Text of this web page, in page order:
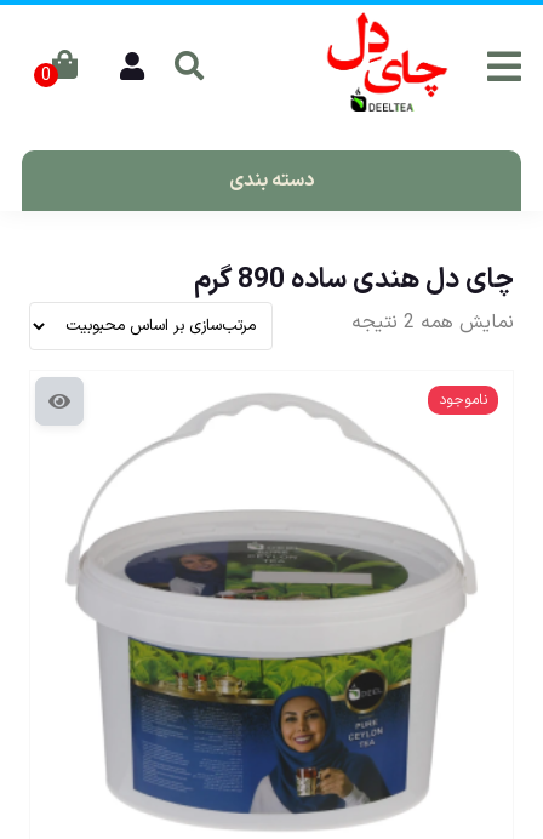
دسته بندی
چای دل هندی ساده 890 گرم
نمایش همه 2 نتیجه
ناموجود